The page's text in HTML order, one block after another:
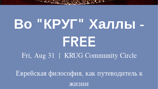
Во "КРУГ" Халлы -
FREE
Fri, Aug 31
  |
KRUG Community Circle
Еврейская философия, как путеводитель к
жизни